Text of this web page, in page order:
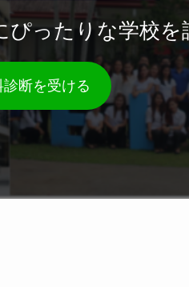
ったりな学校を
断を受ける